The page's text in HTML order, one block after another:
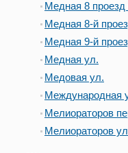
Медная 8
Медная 8-й
Медная 9-й
Медная ул.
Медовая ул.
Международная
Мелиораторов
Мелиораторов